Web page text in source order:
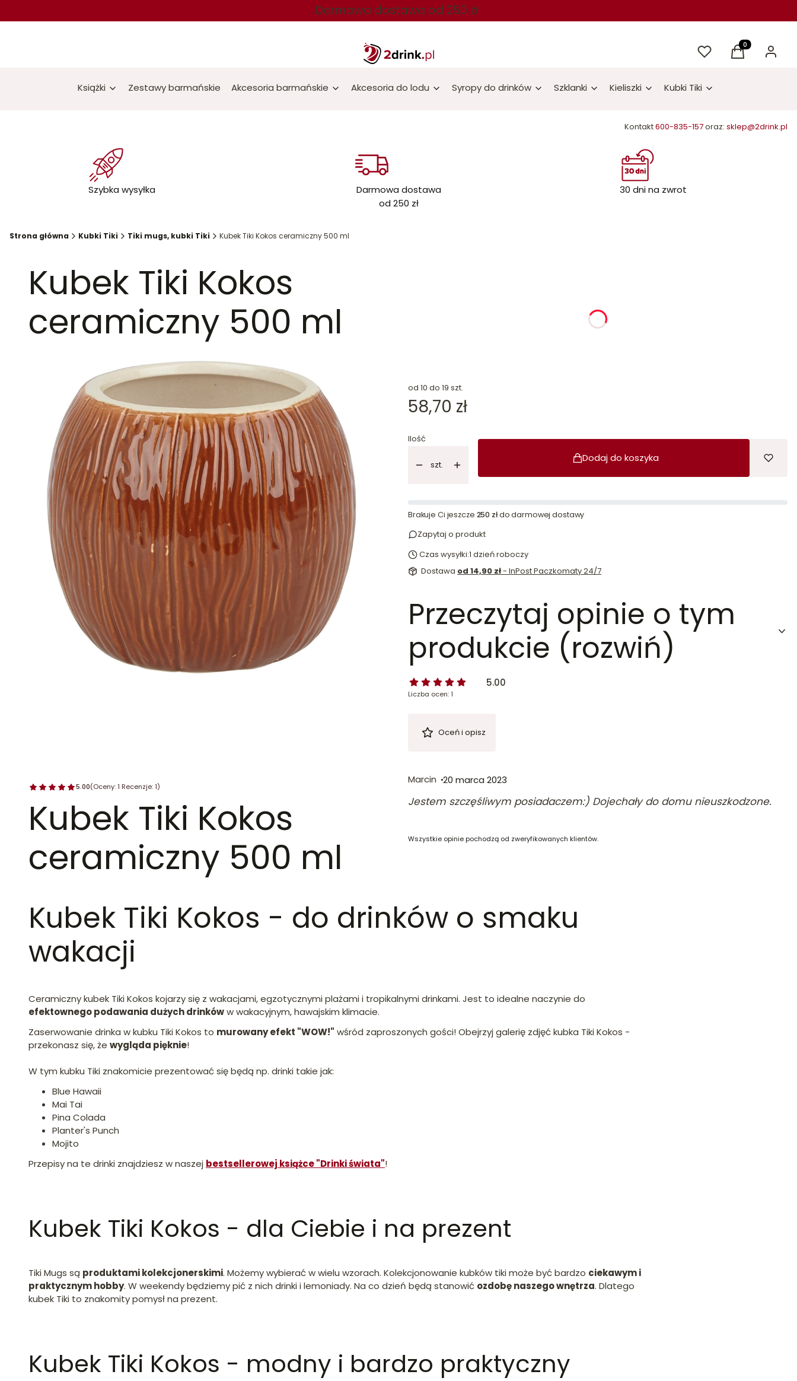
Darmowa dostawa od 250 zł
UlubioneProdukty w
Koszyk Zaloguj
Książki Zestawy barmańskie Akcesoria barmańskie Akcesoria do lodu Syropy do drinków Szklanki Kieliszki Kubki Tiki
Kontakt600-835-157oraz: sklep@2drink.pl
Szybka wysyłka
Darmowa dostawa
od 250 zł
30 dni na zwrot
Strona główna Kubki Tiki Tiki mugs, kubki Tiki Kubek Tiki Kokos ceramiczny 500 ml
Kubek Tiki Kokos
ceramiczny 500 ml
5.00(Oceny: 1 Recenzje: 1)
Kubek Tiki Kokos
ceramiczny 500 ml
od 10 do 19 szt.
Cena
58,70 zł
Ilość
szt.
Dodaj do koszyka
Brakuje Ci jeszcze 250 złdo darmowej dostawy
Zapytaj o produkt
Czas wysyłki:1 dzień roboczy
Dostawa od 14,90 zł- InPost Paczkomaty 24/7
Przeczytaj opinie o tym
produkcie (rozwiń)
5.00
Liczba ocen: 1
Oceń i opisz
Marcin 20 marca 2023
Jestem szczęśliwym posiadaczem:) Dojechały do domu nieuszkodzone.
Wszystkie opinie pochodzą od zweryfikowanych klientów.
Kubek Tiki Kokos - do drinków o smaku
wakacji
Ceramiczny kubek Tiki Kokos kojarzy się z wakacjami, egzotycznymi plażami i tropikalnymi drinkami. Jest to idealne naczynie do
efektownego podawania dużych drinkóww wakacyjnym, hawajskim klimacie.
Zaserwowanie drinka w kubku Tiki Kokos to murowany efekt "WOW!" wśród zaproszonych gości! Obejrzyj galerię zdjęć kubka Tiki Kokos -
przekonasz się, że wygląda pięknie!
W tym kubku Tiki znakomicie prezentować się będą np. drinki takie jak:
Blue Hawaii
Mai Tai
Pina Colada
Planter's Punch
Mojito
Przepisy na te drinki znajdziesz w naszej bestsellerowej książce "Drinki świata"!
Kubek Tiki Kokos - dla Ciebie i na prezent
Tiki Mugs są produktami kolekcjonerskimi. Możemy wybierać w wielu wzorach. Kolekcjonowanie kubków tiki może być bardzo ciekawym i
praktycznym hobby. W weekendy będziemy pić z nich drinki i lemoniady. Na co dzień będą stanowić ozdobę naszego wnętrza. Dlatego
kubek Tiki to znakomity pomysł na prezent.
Kubek Tiki Kokos - modny i bardzo praktyczny